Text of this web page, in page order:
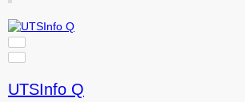
UTSInfo Q